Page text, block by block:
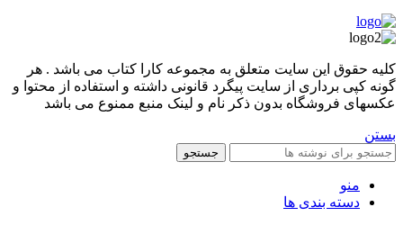
کليه حقوق اين سايت متعلق به مجموعه کارا کتاب می باشد . هر
گونه کپی برداری از سایت پیگرد قانونی داشته و استفاده از محتوا و
عکسهای فروشگاه بدون ذکر نام و لینک منبع ممنوع می باشد
بستن
جستجو
منو
دسته بندی ها